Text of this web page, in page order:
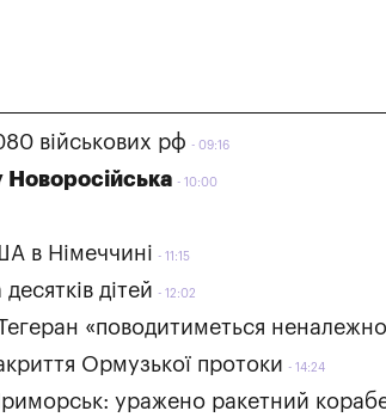
військових рф 09:16
Новоросійська 10:00
в Німеччині 11:15
дітей 12:02
«поводитиметься
Ормузької протоки 14:24
уражено ракетний